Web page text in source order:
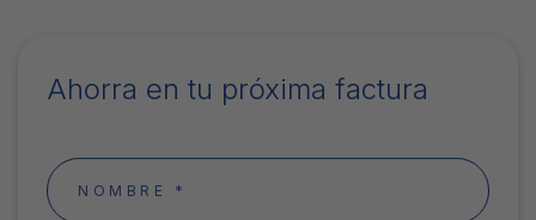
Ahorra en tu próxima factura
Nombre